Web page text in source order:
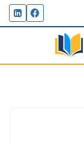
Перейти
до